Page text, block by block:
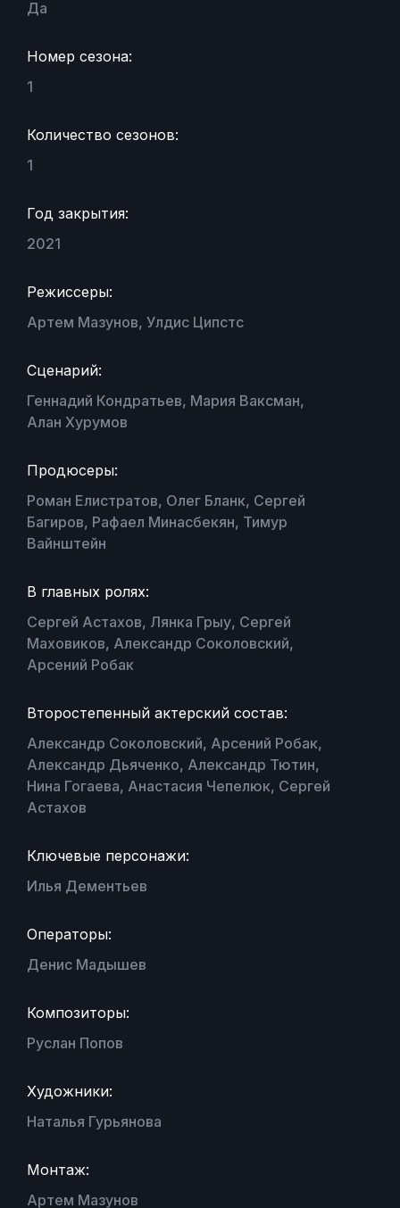
Да
Номер сезона:
1
Количество сезонов:
1
Год закрытия:
2021
Режиссеры:
Артем Мазунов, Улдис Ципстс
Сценарий:
Геннадий Кондратьев, Мария Ваксман,
Алан Хурумов
Продюсеры:
Роман Елистратов, Олег Бланк, Сергей
Багиров, Рафаел Минасбекян, Тимур
Вайнштейн
В главных ролях:
Сергей Астахов, Лянка Грыу, Сергей
Маховиков, Александр Соколовский,
Арсений Робак
Второстепенный актерский состав:
Александр Соколовский, Арсений Робак,
Александр Дьяченко, Александр Тютин,
Нина Гогаева, Анастасия Чепелюк, Сергей
Астахов
Ключевые персонажи:
Илья Дементьев
Операторы:
Денис Мадышев
Композиторы:
Руслан Попов
Художники:
Наталья Гурьянова
Монтаж:
Артем Мазунов